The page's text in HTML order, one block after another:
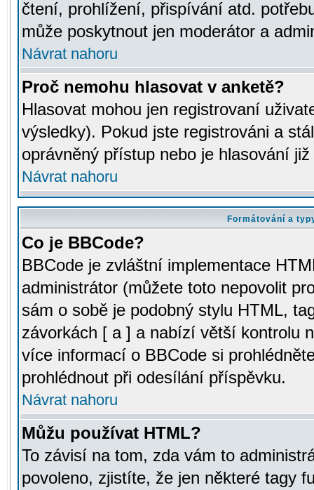
čtení, prohlížení, přispívání atd.
může poskytnout jen moderátor a
Návrat nahoru
Proč nemohu hlasovat v anketě?
Hlasovat mohou jen registrovaní
výsledky). Pokud jste registrováni a
oprávněný přístup nebo je hlasování
Návrat nahoru
Formátování a
Co je BBCode?
BBCode je zvláštní implementace
administrátor (můžete toto nepovolit
sám o sobě je podobný stylu HTML,
závorkách [ a ] a nabízí větší kontrolu
více informací o BBCode si
prohlédnout při odesílání příspěvku.
Návrat nahoru
Můžu používat HTML?
To závisí na tom, zda vám to
povoleno, zjistíte, že jen některé tagy